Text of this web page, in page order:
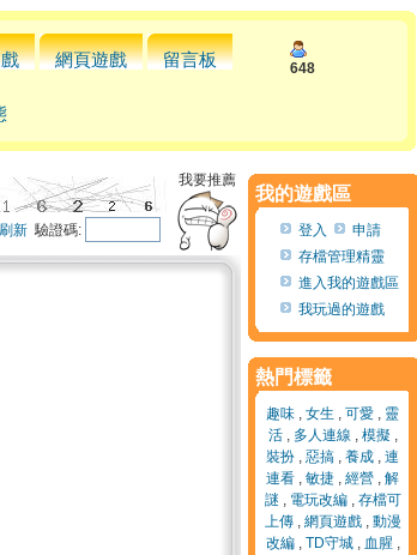
網頁遊戲 留言板 648
刷新驗證碼:
我要推薦
我的遊戲區
登入
申請
存檔管理精靈
進入我的遊戲區
我玩過的遊戲
熱門標籤
趣味 , 女生 , 可愛 , 靈
活, 多人連線 , 模擬 ,
裝扮 , 惡搞 , 養成 , 連
連看 , 敏捷 , 經營 , 解
謎 , 電玩改編, 存檔可
上傳, 網頁遊戲, 動漫
改編, TD守城, 血腥 ,